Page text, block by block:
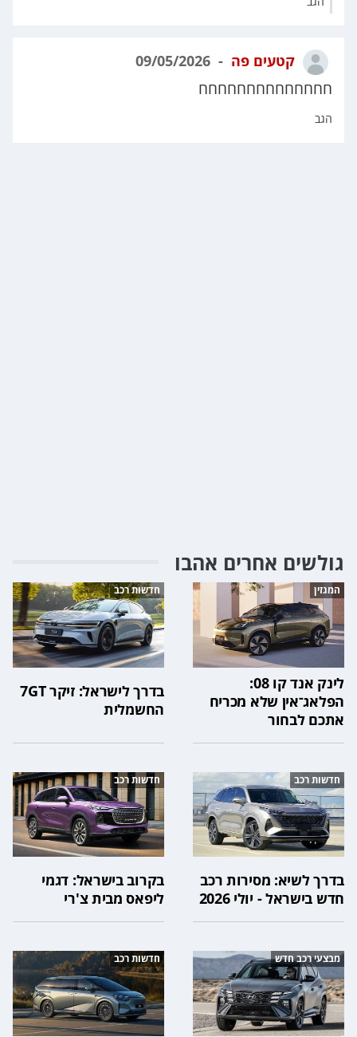
קטעים פה
חחחחחחחחחחחחחח
הגב
גולשים אחרים אהבו
המגזין
לינק אנד קו 08:
הפלאג־אין שלא מכריח
אתכם לבחור
חדשות רכב
בדרך לישראל: זיקר 7GT
החשמלית
חדשות רכב
בדרך לשיא: מסירות רכב
חדש בישראל - יולי 2026
חדשות רכב
בקרוב בישראל: דגמי
ליפאס מבית צ'רי
מבצעי רכב חדש חדשות רכב